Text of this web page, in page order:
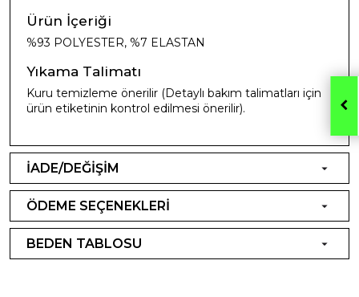
Ürün İçeriği
%93 POLYESTER, %7 ELASTAN
Yıkama Talimatı
Kuru temizleme önerilir (Detaylı bakım talimatları için
ürün etiketinin kontrol edilmesi önerilir).
İADE/DEĞİŞİM
ÖDEME SEÇENEKLERİ
BEDEN TABLOSU